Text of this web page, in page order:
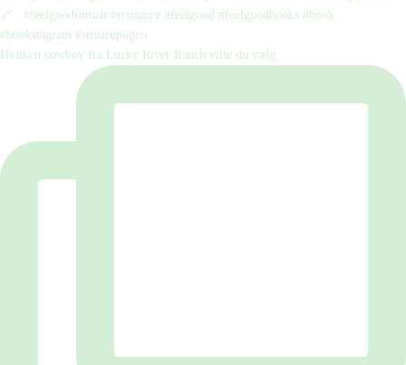
Hvilken cowboy fra Lucky River Ranch ville du vælg